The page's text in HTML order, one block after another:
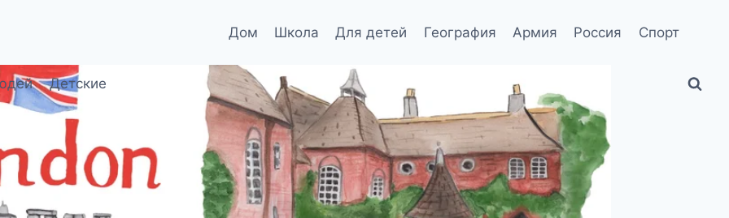
Дом Школа Для детей География Армия Россия Спорт
Детские